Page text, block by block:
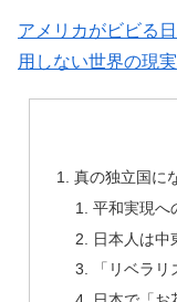
アメリカがビビる
用しない世界の現実
真の独立国に
平和実現へ
日本人は中
「リベラ